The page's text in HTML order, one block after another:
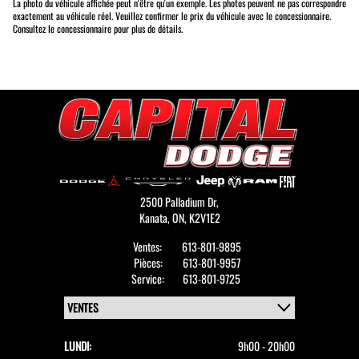
exactement au véhicule réel. Veuillez confirmer le prix du véhicule avec le concessionnaire.
Consultez le concessionnaire pour plus de détails.
2500 Palladium Dr,
Kanata,ON, K2V1E2
Ventes:
613-801-9895
Pièces:
613-801-9957
Service:
613-801-9725
LUNDI:
9h00 - 20h00